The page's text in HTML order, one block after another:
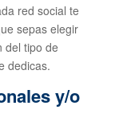
red social te
sepas elegir
del tipo de
dedicas.
y/o